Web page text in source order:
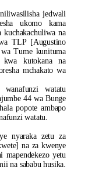
jedwali
ukomo kama
na
TLP [Augustino
Tume kunituma
kutokana na
mchakato wa
wanafunzi watatu
44 wa Bunge
popote ambapo
watatu.
nyaraka zetu za
na za kwenye
mapendekezo yetu
na sababu husika.